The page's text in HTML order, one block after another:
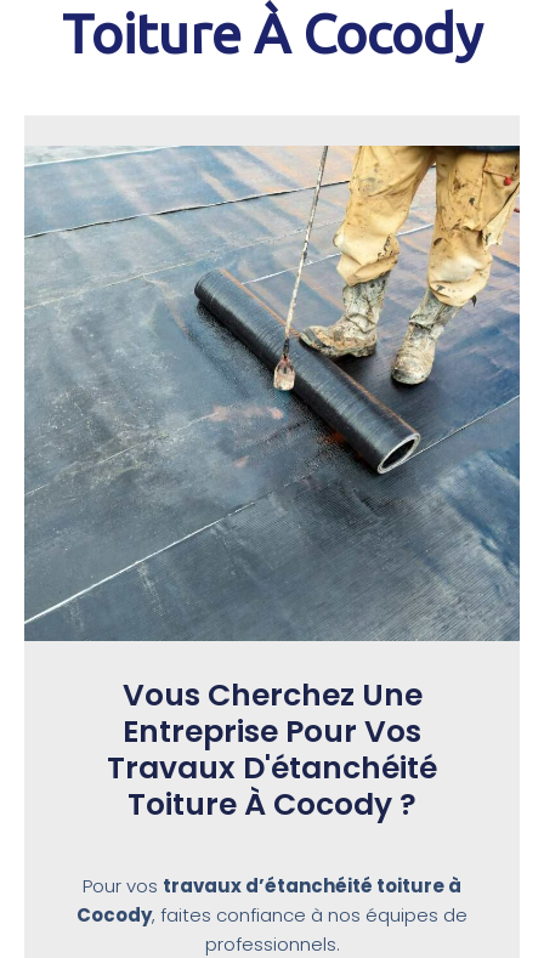
Toiture À Cocody
Vous Cherchez Une
Entreprise Pour Vos
Travaux D'étanchéité
Toiture À Cocody ?
Pour vos travaux d’étanchéité toiture à
Cocody, faites confiance à nos équipes de
professionnels.